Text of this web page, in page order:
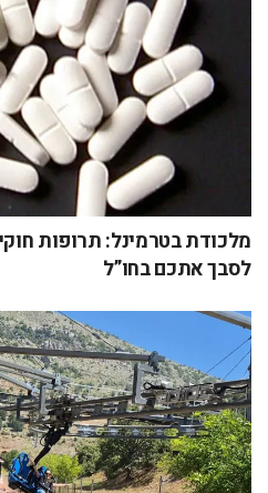
מלכודת בטרמינל: תרופות
לסבך אתכם בחו”ל